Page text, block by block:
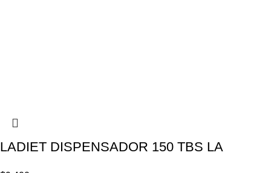
LADIET DISPENSADOR 150 TBS LA